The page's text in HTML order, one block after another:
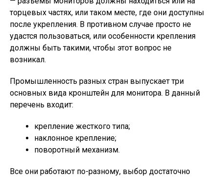
торцевых частях, или таком месте, где они доступны
после укрепления. В противном случае просто не
удастся пользоваться, или особенности крепления
должны быть такими, чтобы этот вопрос не
возникал.
Промышленность разных стран выпускает три
основных вида кронштейн для монитора. В данный
перечень входит:
крепление жесткого типа;
наклонное крепление;
поворотный механизм.
Все они работают по-разному, выбор достаточно